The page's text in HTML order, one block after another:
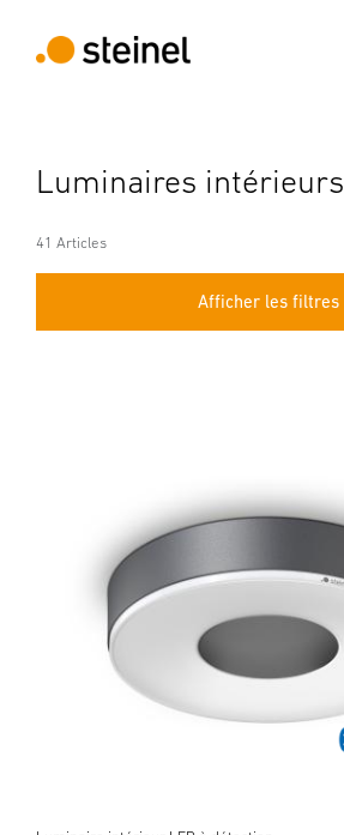
Recherche
Luminaires intérieurs
41 Articles
Afficher les filtres